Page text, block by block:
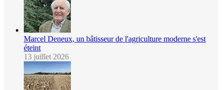
Marcel Deneux, un bâtisseur de l'agriculture moderne s'est
éteint
13 juillet 2026